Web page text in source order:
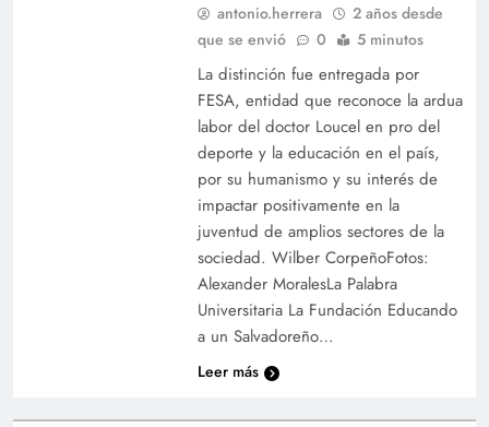
antonio.herrera
2 años desde
que se envió
0 5 minutos
La distinción fue entregada por
FESA, entidad que reconoce la ardua
labor del doctor Loucel en pro del
deporte y la educación en el país,
por su humanismo y su interés de
impactar positivamente en la
juventud de amplios sectores de la
sociedad. Wilber CorpeñoFotos:
Alexander MoralesLa Palabra
Universitaria La Fundación Educando
a un Salvadoreño…
Leer más